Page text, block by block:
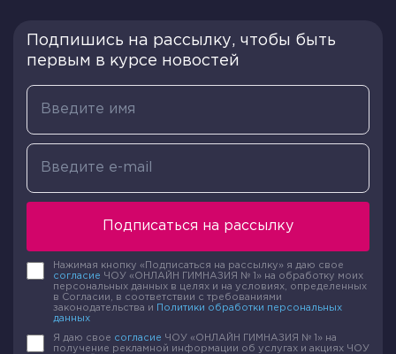
Подпишись на рассылку, чтобы быть
первым в курсе новостей
Подписаться на рассылку
Нажимая кнопку «Подписаться на рассылку» я даю свое
согласие ЧОУ «ОНЛАЙН ГИМНАЗИЯ № 1» на обработку моих
персональных данных в целях и на условиях, определенных
в Согласии, в соответствии с требованиями
законодательства и
Политики обработки персональных
данных
Я даю свое согласие ЧОУ «ОНЛАЙН ГИМНАЗИЯ № 1» на
получение рекламной информации об услугах и акциях ЧОУ